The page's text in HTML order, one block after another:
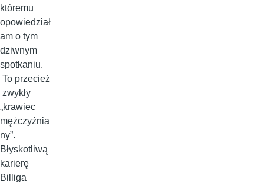
któremu
opowiedział
am o tym
dziwnym
spotkaniu.
To przecież
zwykły
„krawiec
mężczyźnia
ny”.
Błyskotliwą
karierę
Billiga